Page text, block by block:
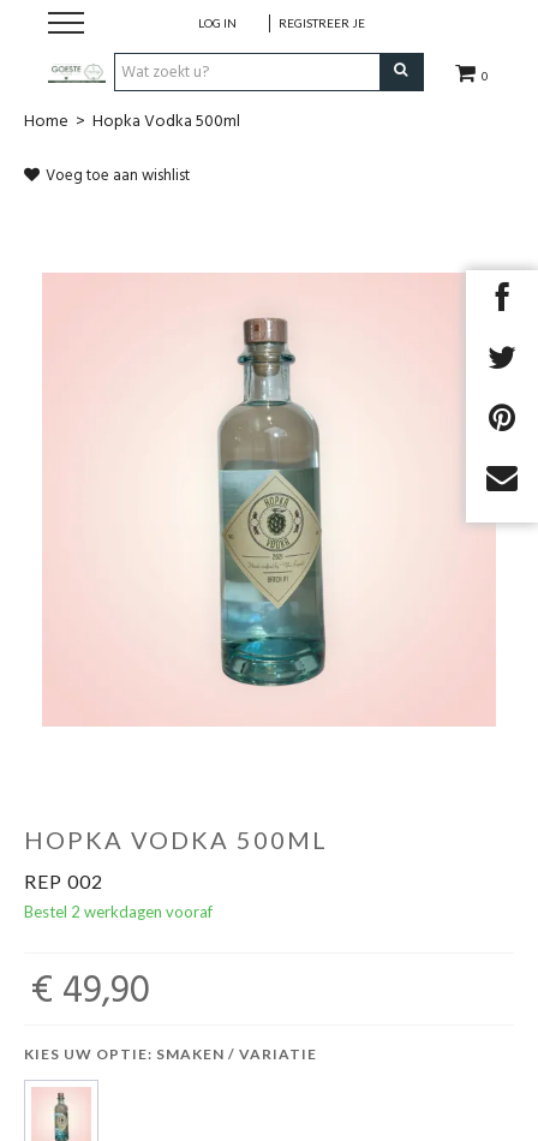
0
LOG IN REGISTREER JE
HOME
Home > Hopka Vodka 500ml
Voeg toe aan wishlist
HOPKA VODKA 500ML
REP 002
Bestel 2 werkdagen vooraf
€ 49,90
KIES UW OPTIE: SMAKEN / VARIATIE